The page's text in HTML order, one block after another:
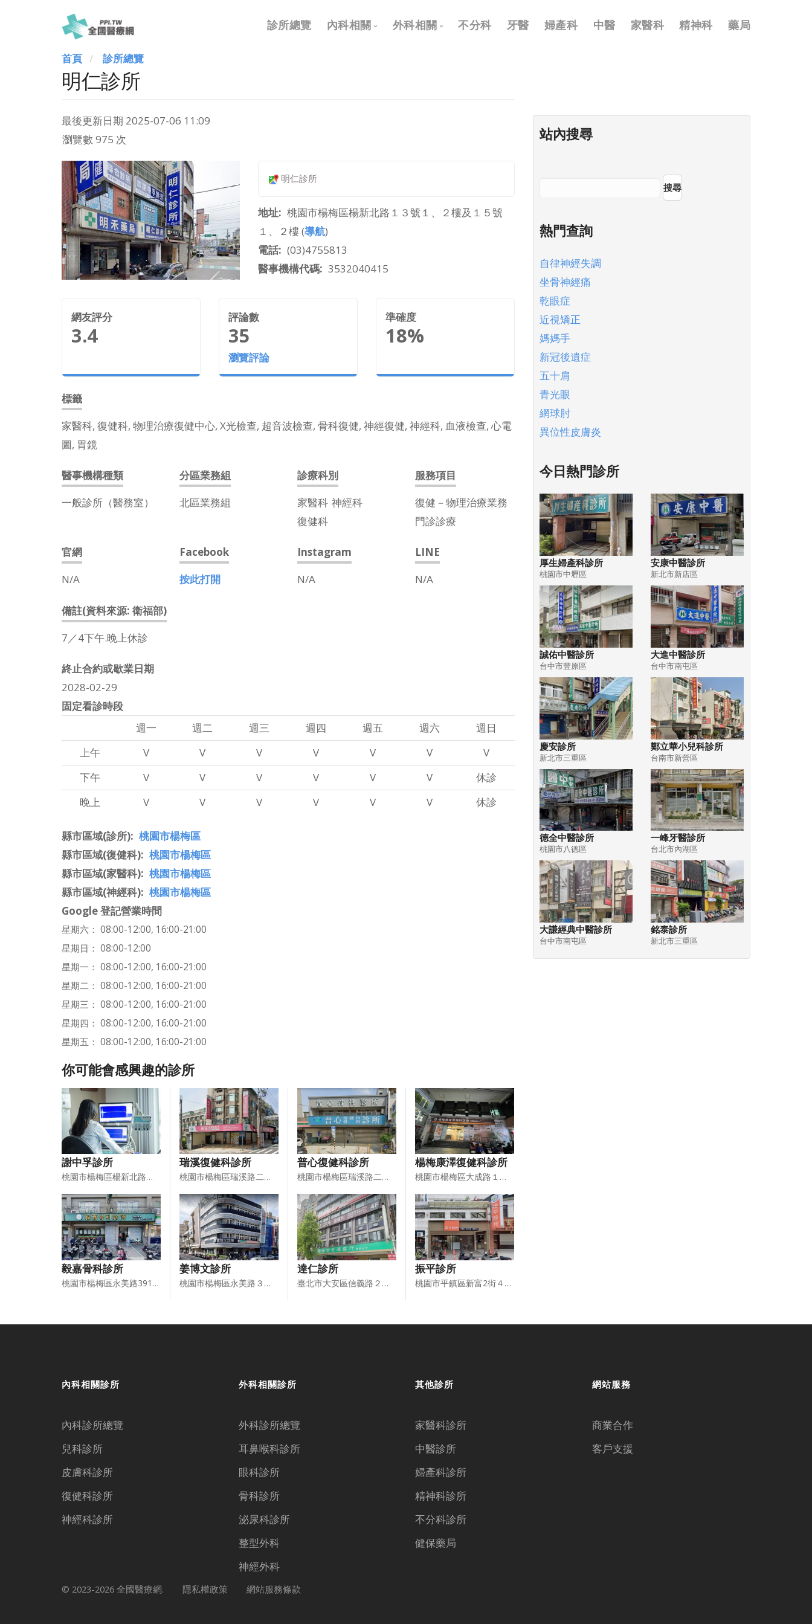
Main
navigation
診所總覽 內科相關 外科相關 不分科 牙醫 婦產科 中醫 家醫科 精神科 藥局
首頁 診所總覽
明仁診所
最後更新日期 2025-07-06 11:09
瀏覽數 975 次
明仁診所
地址
桃園市楊梅區楊新北路１３號１、２樓及１５號
１、２樓 (導航)
電話
(03)4755813
醫事機構代碼
3532040415
網友評分
3.4
評論數
35
瀏覽評論
準確度
18%
標籤
家醫科, 復健科, 物理治療復健中心, X光檢查, 超音波檢查, 骨科復健, 神經復健, 神經科, 血液檢查, 心電
圖, 胃鏡
醫事機構種類
一般診所（醫務室）
分區業務組
北區業務組
診療科別
家醫科 神經科
復健科
服務項目
復健－物理治療業務
門診診療
官網
N/A
Facebook
按此打開
Instagram
N/A
LINE
N/A
備註(資料來源: 衛福部)
7／4下午.晚上休診
終止合約或歇業日期
2028-02-29
固定看診時段
週一
週二 週三 週四 週五 週六
週日
上午
V V V V V V
V
下午
V V V V V V
休診
晚上
V V V V V V 休診
縣市區域(診所)
桃園市楊梅區
縣市區域(復健科)
桃園市楊梅區
縣市區域(家醫科)
桃園市楊梅區
縣市區域(神經科)
桃園市楊梅區
Google 登記營業時間
星期六： 08:00-12:00, 16:00-21:00
星期日： 08:00-12:00
星期一： 08:00-12:00, 16:00-21:00
星期二： 08:00-12:00, 16:00-21:00
星期三： 08:00-12:00, 16:00-21:00
星期四： 08:00-12:00, 16:00-21:00
星期五： 08:00-12:00, 16:00-21:00
你可能會感興趣的診所
謝中孚診所
桃園市楊梅區楊新北路１３號２樓及１５號３樓
瑞溪復健科診所
桃園市楊梅區瑞溪路二段１８９號１樓至４樓
普心復健科診所
桃園市楊梅區瑞溪路二段１６０號１樓及２樓
楊梅康澤復健科診所
桃園市楊梅區大成路１０５號１樓、２樓及３樓
毅嘉骨科診所
桃園市楊梅區永美路391-1.393號
姜博文診所
桃園市楊梅區永美路３３５號１樓、２樓
達仁診所
臺北市大安區信義路２段２０８號４樓
振平診所
桃園市平鎮區新富2街４２號１樓
站內搜尋
搜尋
熱門查詢
自律神經失調
坐骨神經痛
乾眼症
近視矯正
媽媽手
新冠後遺症
五十肩
青光眼
網球肘
異位性皮膚炎
今日熱門診所
厚生婦產科診所
桃園市中壢區
安康中醫診所
新北市新店區
誠佑中醫診所
台中市豐原區
大進中醫診所
台中市南屯區
慶安診所
新北市三重區
鄭立華小兒科診所
台南市新營區
德全中醫診所
桃園市八德區
一峰牙醫診所
台北市內湖區
大謙經典中醫診所
台中市南屯區
銘泰診所
新北市三重區
內科相關診所
內科診所總覽
兒科診所
皮膚科診所
復健科診所
神經科診所
外科相關診所
外科診所總覽
耳鼻喉科診所
眼科診所
骨科診所
泌尿科診所
整型外科
神經外科
其他診所
家醫科診所
中醫診所
婦產科診所
精神科診所
不分科診所
健保藥局
網站服務
商業合作
客戶支援
© 2023-2026 全國醫療網. 隱私權政策 網站服務條款